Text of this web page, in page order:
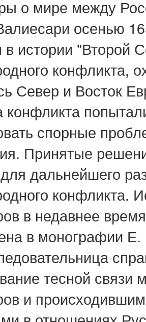
о мире между
осенью
истории "Второй
конфликта,
Север и Восток
конфликта
спорные
Принятые
дальнейшего
конфликта.
в недавнее
в монографии
тесной связи
и